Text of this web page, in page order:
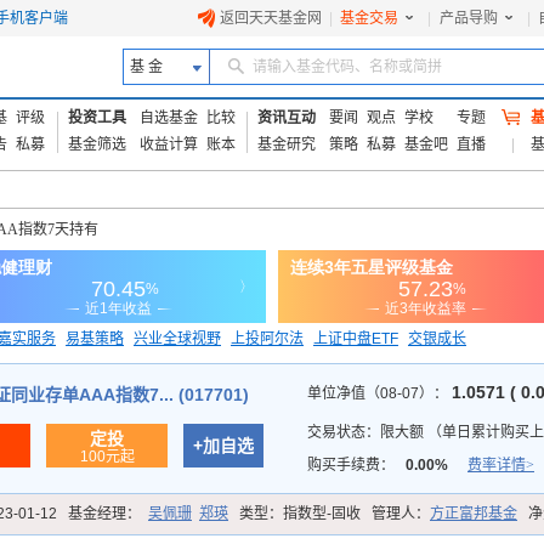
机客户端 返回天天基金网 基金交易 产品导购
基 金 请输入基金代码、名称或简拼
评级
私募
投资工具 自选基金
比较
基金筛选
收益计算 账本
资讯互动 要闻 观点 学校
专题
基金研究
策略 私募 基金吧 直播
指数7天持有
实服务 易基策略 兴业全球视野 上投阿尔法 上证中盘ETF 交银成长
同业存单AAA指数7... (017701)
定投
100元起
+加自选
单位净值（08-07）： 1.0571 (
交易状态： 限大额 （单日累计购买
购买手续费：
0.00% 费率详情>
01-12 基金经理： 吴佩珊 郑瑛 类型： 指数型-固收 管理人： 方正富邦基金